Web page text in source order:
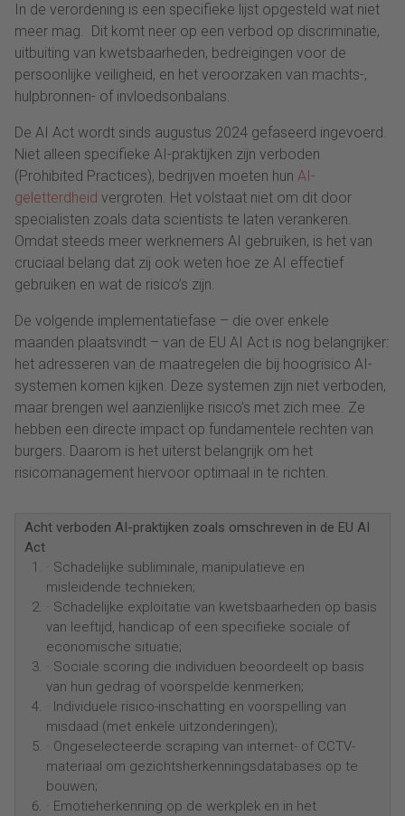
In de verordening is een specifieke lijst opgesteld wat niet
meer mag. Dit komt neer op een verbod op discriminatie,
uitbuiting van kwetsbaarheden, bedreigingen voor de
persoonlijke veiligheid, en het veroorzaken van machts-,
hulpbronnen- of invloedsonbalans.
De AI Act wordt sinds augustus 2024 gefaseerd ingevoerd.
Niet alleen specifieke AI-praktijken zijn verboden
(Prohibited Practices), bedrijven moeten hun AI-
geletterdheid vergroten. Het volstaat niet om dit door
specialisten zoals data scientists te laten verankeren.
Omdat steeds meer werknemers AI gebruiken, is het van
cruciaal belang dat zij ook weten hoe ze AI effectief
gebruiken en wat de risico’s zijn.
De volgende implementatiefase – die over enkele
maanden plaatsvindt – van de EU AI Act is nog belangrijker:
het adresseren van de maatregelen die bij hoogrisico AI-
systemen komen kijken. Deze systemen zijn niet verboden,
maar brengen wel aanzienlijke risico’s met zich mee. Ze
hebben een directe impact op fundamentele rechten van
burgers. Daarom is het uiterst belangrijk om het
risicomanagement hiervoor optimaal in te richten.
Acht verboden AI-praktijken zoals omschreven in de EU AI
Act
· Schadelijke subliminale, manipulatieve en
misleidende technieken;
· Schadelijke exploitatie van kwetsbaarheden op basis
van leeftijd, handicap of een specifieke sociale of
economische situatie;
· Sociale scoring die individuen beoordeelt op basis
van hun gedrag of voorspelde kenmerken;
· Individuele risico-inschatting en voorspelling van
misdaad (met enkele uitzonderingen);
· Ongeselecteerde scraping van internet- of CCTV-
materiaal om gezichtsherkenningsdatabases op te
bouwen;
· Emotieherkenning op de werkplek en in het